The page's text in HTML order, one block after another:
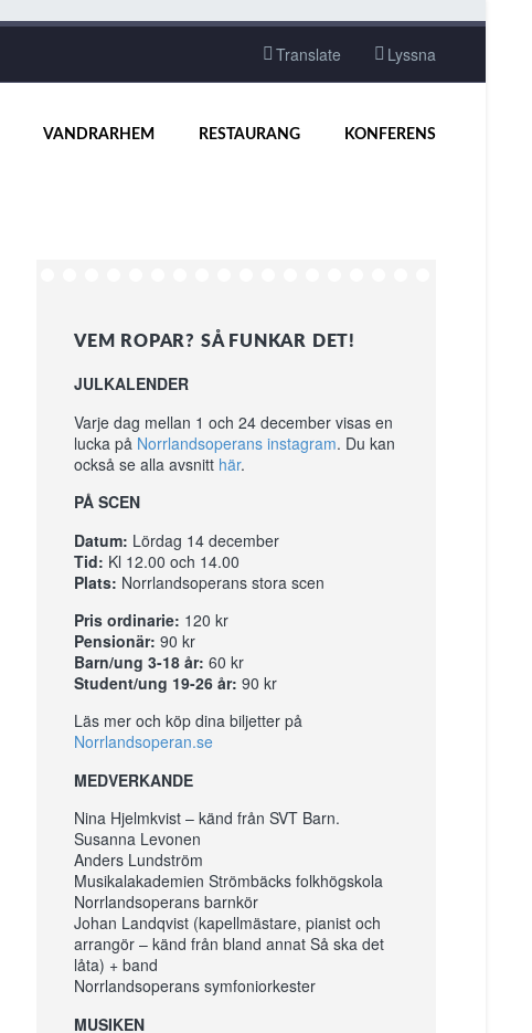
Translate
Lyssna
VANDRARHEM RESTAURANG KONFERENS
VEM ROPAR? SÅ FUNKAR DET!
JULKALENDER
Varje dag mellan 1 och 24 december visas en
lucka på Norrlandsoperans instagram. Du kan
också se alla avsnitt här.
PÅ SCEN
Datum: Lördag 14 december
Tid: Kl 12.00 och 14.00
Plats: Norrlandsoperans stora scen
Pris ordinarie: 120 kr
Pensionär: 90 kr
Barn/ung 3-18 år: 60 kr
Student/ung 19-26 år: 90 kr
Läs mer och köp dina biljetter på
Norrlandsoperan.se
MEDVERKANDE
Nina Hjelmkvist – känd från SVT Barn.
Susanna Levonen
Anders Lundström
Musikalakademien Strömbäcks folkhögskola
Norrlandsoperans barnkör
Johan Landqvist (kapellmästare, pianist och
arrangör – känd från bland annat Så ska det
låta) + band
Norrlandsoperans symfoniorkester
MUSIKEN